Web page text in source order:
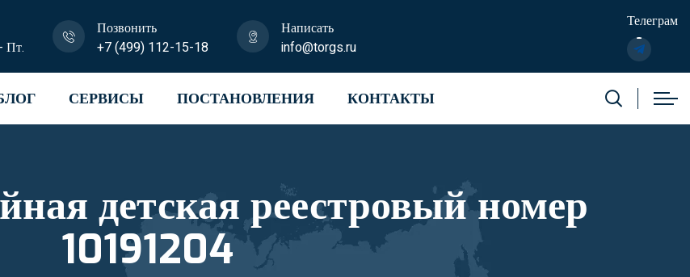
Пт.
Позвонить
+7 (499) 112-15-18
Написать
info@torgs.ru
Телеграм
СЕРВИСЫ ПОСТАНОВЛЕНИЯ КОНТАКТЫ
детская реестровый номер
10191204